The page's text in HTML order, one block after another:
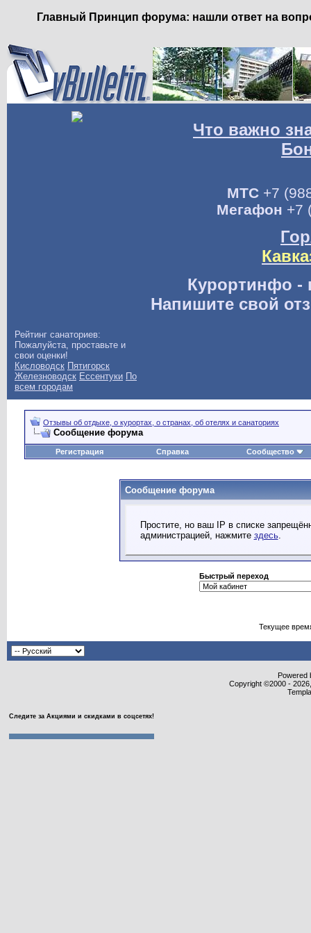
Главный Принцип форума: нашли ответ на
Что важно
МТС+7
Мегафон +7
Курортинфо -
Напишите свой
Рейтинг санаториев:
Пожалуйста, проставьте и
свои оценки!
Кисловодск Пятигорск
Железноводск Ессентуки По
всем городам
Отзывы об отдыхе, о курортах, о странах, об отелях и санаториях
Сообщение форума
Регистрация Справка Сообщество
Сообщение форума
Простите, но ваш IP в списке
администрацией, нажмите здесь.
Быстрый переход
Текущее
Powered
Copyright ©2000 -
Следите за Акциями и скидками в соцсетях!